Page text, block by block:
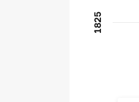
1825